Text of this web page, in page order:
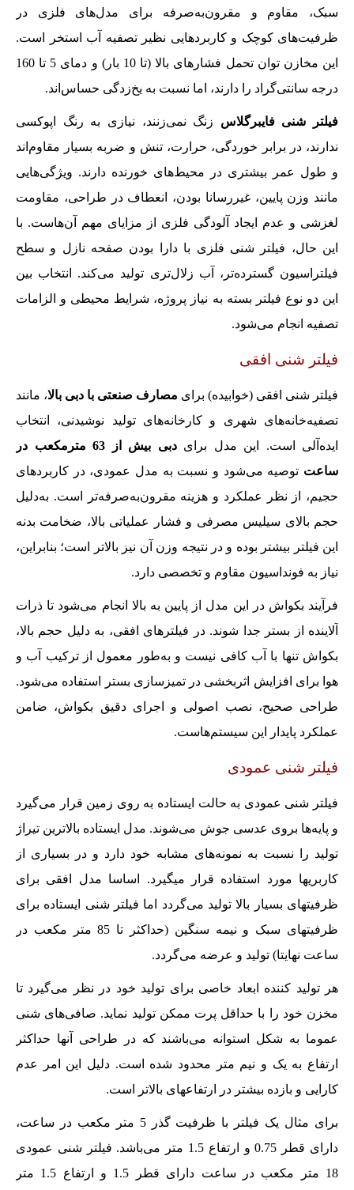
سبک، مقاوم و مقرون‌به‌صرفه برای مدل‌های فلزی در
ظرفیت‌های کوچک و کاربردهایی نظیر تصفیه آب استخر است.
این مخازن توان تحمل فشارهای بالا (تا 10 بار) و دمای 5 تا 160
درجه سانتی‌گراد را دارند، اما نسبت به یخ‌زدگی حساس‌اند.
فیلتر شنی فایبرگلاس زنگ نمی‌زنند، نیازی به رنگ اپوکسی
ندارند، در برابر خوردگی، حرارت، تنش و ضربه بسیار مقاوم‌اند
و طول عمر بیشتری در محیط‌های خورنده دارند. ویژگی‌هایی
مانند وزن پایین، غیررسانا بودن، انعطاف در طراحی، مقاومت
لغزشی و عدم ایجاد آلودگی فلزی از مزایای مهم آن‌هاست. با
این حال، فیلتر شنی فلزی با دارا بودن صفحه نازل و سطح
فیلتراسیون گسترده‌تر، آب زلال‌تری تولید می‌کند. انتخاب بین
این دو نوع فیلتر بسته به نیاز پروژه، شرایط محیطی و الزامات
تصفیه انجام می‌شود.
فیلتر شنی افقی
فیلتر شنی افقی (خوابیده) برای مصارف صنعتی با دبی بالا، مانند
تصفیه‌خانه‌های شهری و کارخانه‌های تولید نوشیدنی، انتخاب
ایده‌آلی است. این مدل برای
دبی بیش از 63 مترمکعب در
ساعت توصیه می‌شود و نسبت به مدل عمودی، در کاربردهای
حجیم، از نظر عملکرد و هزینه مقرون‌به‌صرفه‌تر است. به‌دلیل
حجم بالای سیلیس مصرفی و فشار عملیاتی بالا، ضخامت بدنه
این فیلتر بیشتر بوده و در نتیجه وزن آن نیز بالاتر است؛ بنابراین،
نیاز به فونداسیون مقاوم و تخصصی دارد.
فرآیند بکواش در این مدل از پایین به بالا انجام می‌شود تا ذرات
آلاینده از بستر جدا شوند. در فیلترهای افقی، به دلیل حجم بالا،
بکواش تنها با آب کافی نیست و به‌طور معمول از ترکیب آب و
هوا برای افزایش اثربخشی در تمیزسازی بستر استفاده می‌شود.
طراحی صحیح، نصب اصولی و اجرای دقیق بکواش، ضامن
عملکرد پایدار این سیستم‌هاست.
فیلتر شنی عمودی
فیلتر شنی عمودی به حالت ایستاده به روی زمین قرار می‌گیرد
و پایه‌ها بروی عدسی جوش می‌‌شوند. مدل ایستاده بالاترین تیراژ
تولید را نسبت به نمونه‌های مشابه خود دارد و در بسیاری از
کاربریها مورد استفاده قرار میگیرد. اساسا مدل افقی برای
ظرفیتهای بسیار بالا تولید می‌گردد اما فیلتر شنی ایستاده برای
ظرفیتهای سبک و نیمه سنگین (حداکثر تا 85 متر مکعب در
ساعت نهایتا) تولید و عرضه می‌گردد.
هر تولید کننده ابعاد خاصی برای تولید خود در نظر می‌گیرد تا
مخزن خود را با حداقل پرت ممکن تولید نماید. صافی‌های شنی
عموما به شکل استوانه می‌باشند که در طراحی آنها حداکثر
ارتفاع به یک و نیم متر محدود شده است. دلیل این امر عدم
کارایی و بازده بیشتر در ارتفاعهای بالاتر است.
برای مثال یک فیلتر با ظرفیت گذر 5 متر مکعب در ساعت،
دارای قطر 0.75 و ارتفاع 1.5 متر می‌باشد. فیلتر شنی عمودی
18 متر مکعب در ساعت دارای قطر 1.5 و ارتفاع 1.5 متر